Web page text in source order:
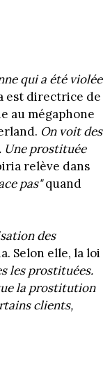
qui a été violée
est directrice de
au mégaphone
On voit des
Une prostituée
relève dans
pas"quand
des
Selon elle, la loi
les prostituées.
la prostitution
clients,